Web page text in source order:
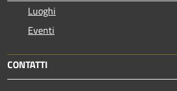
Luoghi
Eventi
CONTATTI